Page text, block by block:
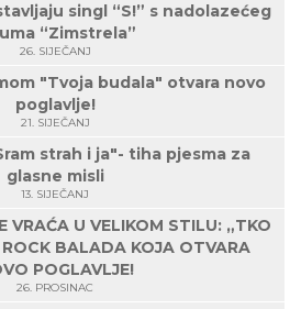
singl “S!” s nadolazećeg
“Zimstrela”
26. SIJEČANJ
"Tvoja budala" otvara novo
poglavlje!
21. SIJEČANJ
strah i ja"- tiha pjesma za
glasne misli
13. SIJEČANJ
VRAĆA U VELIKOM STILU: „TKO
ROCK BALADA KOJA OTVARA
POGLAVLJE!
26. PROSINAC